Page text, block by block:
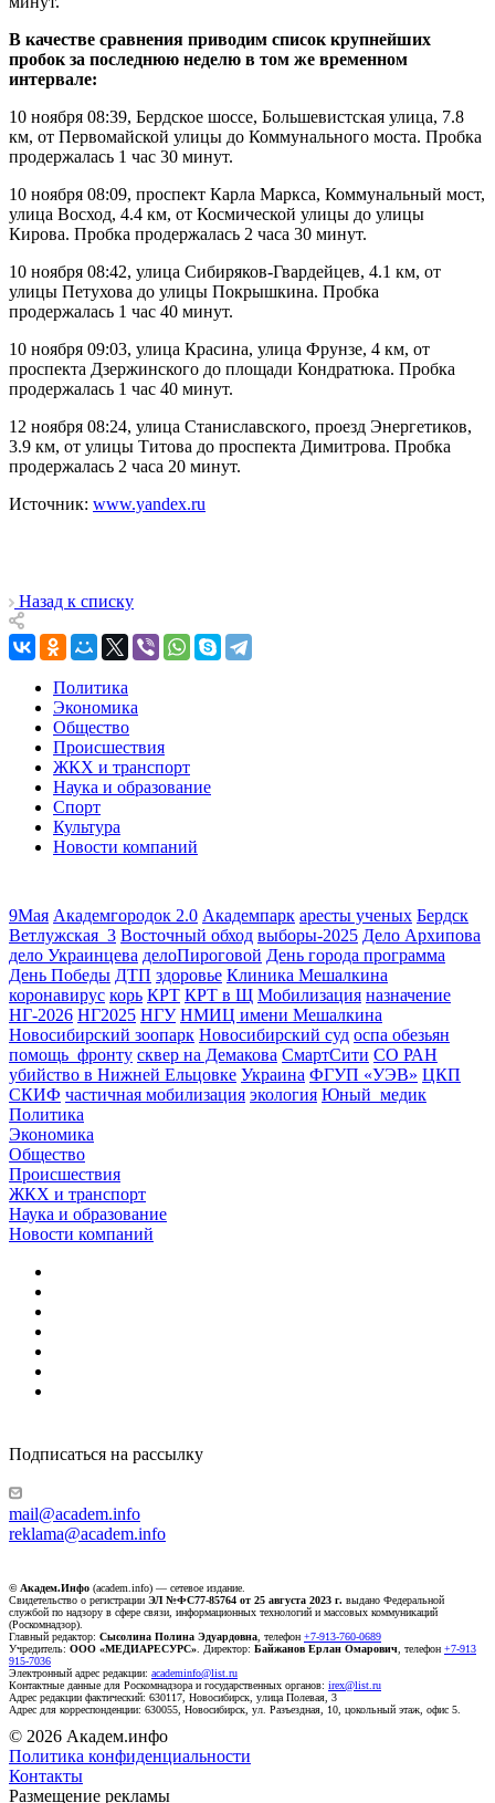
В качестве сравнения приводим список крупнейших
пробок за последнюю неделю в том же временном
интервале:
10 ноября 08:39, Бердское шоссе, Большевистская улица, 7.8
км, от Первомайской улицы до Коммунального моста. Пробка
продержалась 1 час 30 минут.
10 ноября 08:09, проспект Карла Маркса, Коммунальный мост,
улица Восход, 4.4 км, от Космической улицы до улицы
Кирова. Пробка продержалась 2 часа 30 минут.
10 ноября 08:42, улица Сибиряков-Гвардейцев, 4.1 км, от
улицы Петухова до улицы Покрышкина. Пробка
продержалась 1 час 40 минут.
10 ноября 09:03, улица Красина, улица Фрунзе, 4 км, от
проспекта Дзержинского до площади Кондратюка. Пробка
продержалась 1 час 40 минут.
12 ноября 08:24, улица Станиславского, проезд Энергетиков,
3.9 км, от улицы Титова до проспекта Димитрова. Пробка
продержалась 2 часа 20 минут.
Источник: www.yandex.ru
Назад к списку
Политика
Экономика
Общество
Происшествия
ЖКХ и транспорт
Наука и образование
Спорт
Культура
Новости компаний
9Мая Академгородок 2.0 Академпарк аресты ученых Бердск
Ветлужская_3 Восточный обход выборы-2025 Дело Архипова
дело Украинцева делоПироговой День города программа
День Победы ДТП здоровье Клиника Мешалкина
коронавирус корь КРТ КРТ в Щ Мобилизация назначение
НГ-2026 НГ2025 НГУ НМИЦ имени Мешалкина
Новосибирский зоопарк Новосибирский суд оспа обезьян
помощь_фронту сквер на Демакова СмартСити СО РАН
убийство в Нижней Ельцовке Украина ФГУП «УЭВ» ЦКП
СКИФ частичная мобилизация экология Юный_медик
Политика
Экономика
Общество
Происшествия
ЖКХ и транспорт
Наука и образование
Новости компаний
Подписаться на рассылку
mail@academ.info
reklama@academ.info
© Академ.Инфо (academ.info) — сетевое издание.
Свидетельство о регистрации ЭЛ №ФС77-85764 от 25 августа 2023 г. выдано Федеральной
службой по надзору в сфере связи, информационных технологий и массовых коммуникаций
(Роскомнадзор).
Главный редактор: Сысолина Полина Эдуардовна , телефон +7-913-760-0689
Учредитель: ООО «МЕДИАРЕСУРС» . Директор: Байжанов Ерлан Омарович , телефон +7-913
915-7036
Электронный адрес редакции: academinfo@list.ru
Контактные данные для Роскомнадзора и государственных органов: irex@list.ru
Адрес редакции фактический: 630117, Новосибирск, улица Полевая, 3
Адрес для корреспонденции: 630055, Новосибирск, ул. Разъездная, 10, цокольный этаж, офис 5.
© 2026 Академ.инфо
Политика конфиденциальности
Контакты
Размещение рекламы